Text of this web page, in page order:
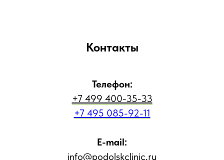
Контакты
Телефон:
+7 499 400-35-33
+7 495 085-92-11
E-mail:
info@podolskclinic.ru